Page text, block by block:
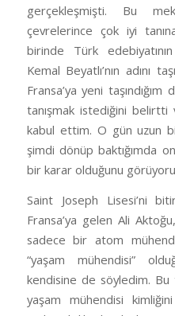
gerçekleşmişti. Bu
çevrelerince çok iyi
birinde Türk
Kemal Beyatlı’nın adını
Fransa’ya yeni
tanışmak istediğini
kabul ettim. O gün uzun
şimdi dönüp baktığımda
bir karar olduğunu
Saint Joseph Lisesi’ni
Fransa’ya gelen Ali
sadece bir atom
“yaşam mühendisi”
kendisine de söyledim.
yaşam mühendisi